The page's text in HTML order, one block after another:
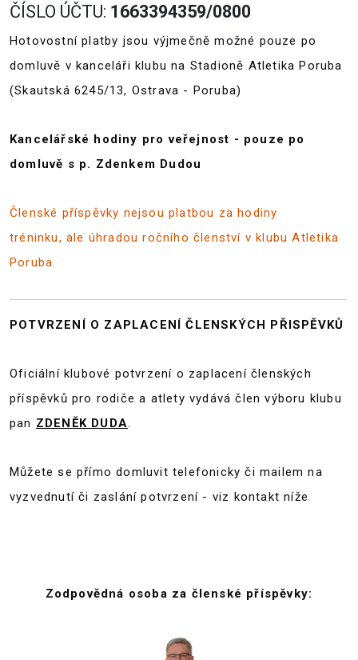
ČÍSLO ÚČTU: 1663394359/0800
Hotovostní platby jsou výjmečně možné pouze po
domluvě v kanceláři klubu na Stadioně Atletika Poruba
(Skautská 6245/13, Ostrava - Poruba)
Kancelářské hodiny pro veřejnost - pouze po
domluvě s p. Zdenkem Dudou
Členské příspěvky nejsou platbou za hodiny
tréninku, ale úhradou ročního členství v klubu Atletika
Poruba.
POTVRZENÍ O ZAPLACENÍ ČLENSKÝCH PŘISPĚVKŮ
Oficiální klubové potvrzení o zaplacení členských
příspěvků pro rodiče a atlety vydává člen výboru klubu
pan ZDENĚK DUDA
Můžete se přímo domluvit telefonicky či mailem na
vyzvednutí či zaslání potvrzení - viz kontakt níže
Zodpovědná osoba za členské příspěvky: